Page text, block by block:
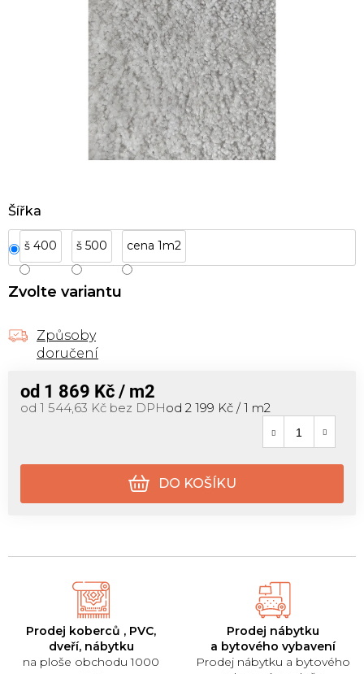
Šířka
š 400 š 500 cena 1m2
Zvolte variantu
Způsoby
doručení
od 1 869 Kč / m2
od 1 544,63 Kč bez DPHMěrná cena:
od 2 199 Kč / 1 m2
DO KOŠÍKU
Prodej koberců , PVC,
dveří, nábytku
na ploše obchodu 1000
Prodej nábytku
a bytového vybavení
Prodej nábytku a bytového